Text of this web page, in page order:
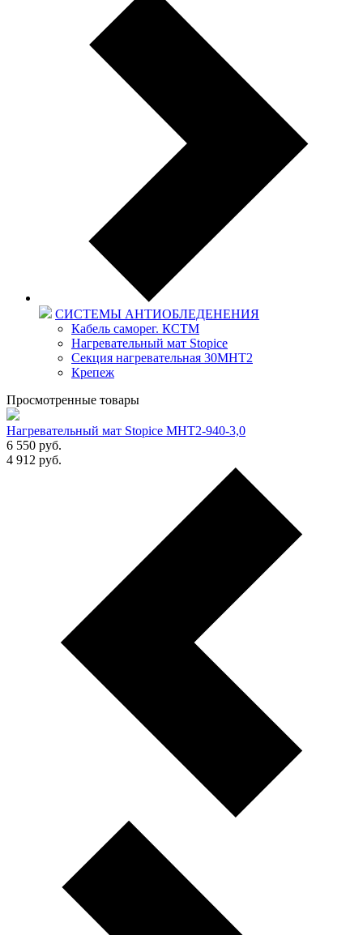
СИСТЕМЫ АНТИОБЛЕДЕНЕНИЯ
Кабель саморег. КСТМ
Нагревательный мат Stopice
Секция нагревательная 30МНТ2
Крепеж
Просмотренные товары
Нагревательный мат Stopice МНТ2-940-3,0
6 550 руб.
4 912 руб.